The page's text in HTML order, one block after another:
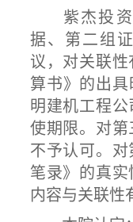
紫杰投资
据、第二组
议，对关联
算书》的出
明建机工程
使期限。对
不予认可。
笔录》的真
内容与关联性